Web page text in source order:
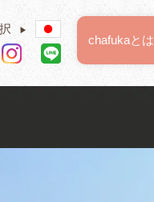
▶
chafukaとは